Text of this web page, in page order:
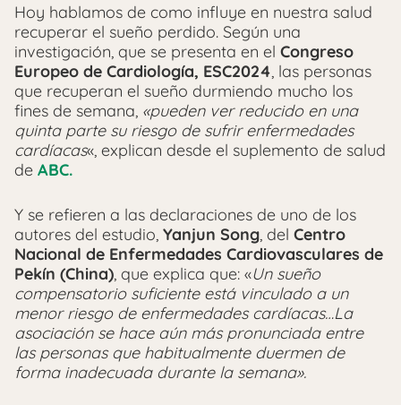
Hoy hablamos de como influye en nuestra salud
recuperar el sueño perdido. Según una
investigación, que se presenta en el Congreso
Europeo de Cardiología, ESC2024, las personas
que recuperan el sueño durmiendo mucho los
fines de semana, «pueden ver reducido en una
quinta parte su riesgo de sufrir enfermedades
cardíacas«, explican desde el suplemento de salud
de ABC.
Y se refieren a las declaraciones de uno de los
autores del estudio, Yanjun Song, del Centro
Nacional de Enfermedades Cardiovasculares de
Pekín (China), que explica que: «Un sueño
compensatorio suficiente está vinculado a un
menor riesgo de enfermedades cardíacas…La
asociación se hace aún más pronunciada entre
las personas que habitualmente duermen de
forma inadecuada durante la semana».